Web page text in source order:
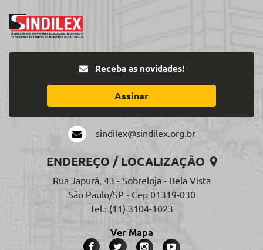
Receba as novidades!
Assinar
sindilex@sindilex.org.br
ENDEREÇO / LOCALIZAÇÃO
Rua Japurá, 43 - Sobreloja - Bela Vista
São Paulo/SP - Cep 01319-030
Tel.: (11) 3104-1023
Ver Mapa